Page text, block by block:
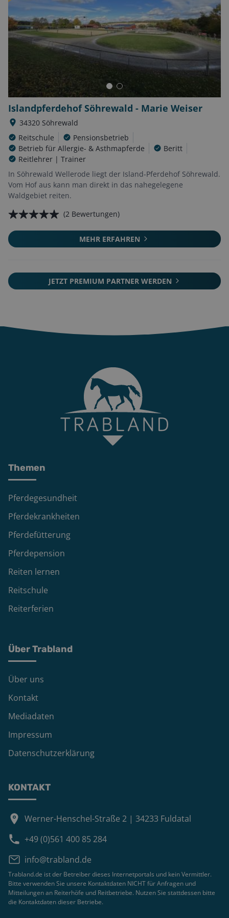
Islandpferdehof Söhrewald - Marie Weiser
34320 Söhrewald
Reitschule
Pensionsbetrieb
Betrieb für Allergie- & Asthmapferde
Beritt
Reitlehrer | Trainer
In Söhrewald Wellerode liegt der Island-Pferdehof Söhrewald.
Vom Hof aus kann man direkt in das nahegelegene
Waldgebiet reiten.
(2 Bewertungen)
MEHR ERFAHREN
JETZT PREMIUM PARTNER WERDEN
Themen
Pferdegesundheit
Pferdekrankheiten
Pferdefütterung
Pferdepension
Reiten lernen
Reitschule
Reiterferien
Über Trabland
Über uns
Kontakt
Mediadaten
Impressum
Datenschutzerklärung
KONTAKT
Werner-Henschel-Straße 2 | 34233 Fuldatal
+49 (0)561 400 85 284
info@trabland.de
Trabland.de ist der Betreiber dieses Internetportals und kein Vermittler.
Bitte verwenden Sie unsere Kontaktdaten NICHT für Anfragen und
Mitteilungen an Reiterhöfe und Reitbetriebe. Nutzen Sie stattdessen bitte
die Kontaktdaten dieser Betriebe.